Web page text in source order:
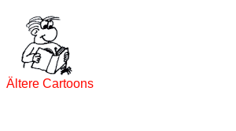
Ältere Cartoons